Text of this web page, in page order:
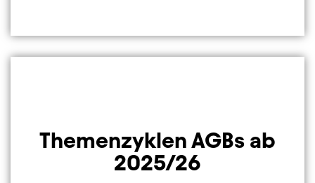
Themenzyklen AGBs ab
2025/26